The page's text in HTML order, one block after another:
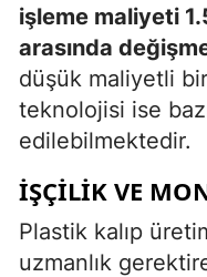
işleme maliyeti
arasında
düşük maliyetli
teknolojisi ise
edilebilmektedir.
İŞÇILIK VE
Plastik kalıp
uzmanlık